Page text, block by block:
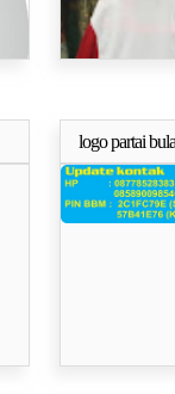
logo partai